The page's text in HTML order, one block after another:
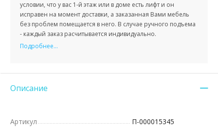
условии, что у вас 1-й этаж или в доме есть лифт и он
исправен на момент доставки, а заказанная Вами мебель
без проблем помещается в него. В случае ручного подъема
- каждый заказ расчитывается индивидуально.
Подробнее...
Описание
Артикул П-000015345